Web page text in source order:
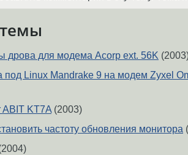
дрова для модема Acorp ext. 56K
под Linux Mandrake 9 на модем Zyxel
ABIT KT7A(2003)
частоту обновления монитора